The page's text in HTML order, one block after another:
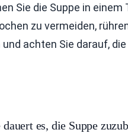
Sie die Suppe in einem
zu vermeiden,
achten Sie darauf,
es, die Suppe